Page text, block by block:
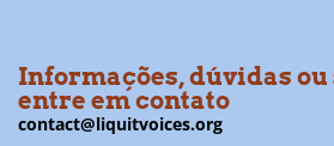
Informações, dúvidas ou
entre em contato
contact@liquitvoices.org